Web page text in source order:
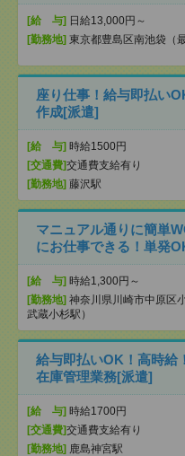
[給 与] 日給13,000円～
[勤務地] 東京都豊島区南池袋（
座り仕事！給与即払い
作成[派遣]
[給 与] 時給1500円
[交通費]交通費支給有り
[勤務地] 藤沢駅
マニュアル通りに簡単
にお仕事できる！単発
[給 与] 時給1,300円～
[勤務地] 神奈川県川崎市中原区
武蔵小杉駅）
給与即払いOK！高時給
在庫管理業務[派遣]
[給 与] 時給1700円
[交通費]交通費支給有り
[勤務地] 鹿島神宮駅